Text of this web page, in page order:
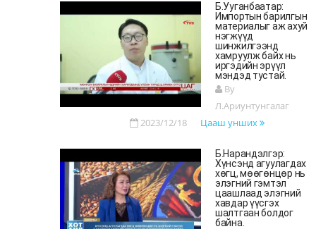
Б.Ууганбаатар:
Импортын барилгын
материалыг аж ахуй
нэгжүүд
шинжилгээнд
хамруулж байх нь
иргэдийн эрүүл
мэндэд тустай.
By
Л.Ариунтунгалаг
2023/12/18
Цааш унших
Б.Нарандэлгэр:
Хүнсэнд агуулагдах
хөгц, мөөгөнцөр нь
элэгний гэмтэл
цаашлаад элэгний
хавдар үүсгэх
шалтгаан болдог
байна.